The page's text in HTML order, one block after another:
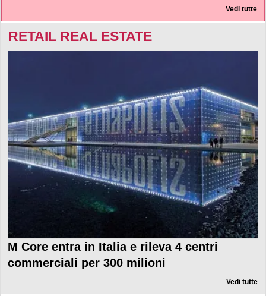
Vedi tutte
RETAIL REAL ESTATE
M Core entra in Italia e rileva 4 centri
commerciali per 300 milioni
Vedi tutte